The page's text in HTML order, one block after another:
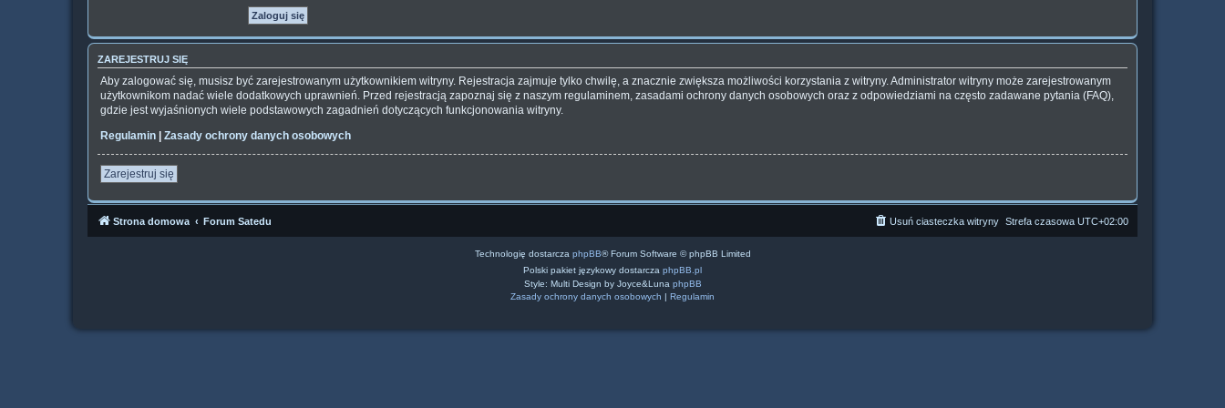
ZAREJESTRUJ SIĘ
Aby zalogować się, musisz być zarejestrowanym użytkownikiem witryny. Rejestracja zajmuje tylko chwilę, a znacznie zwiększa możliwości korzystania z witryny. Administrator witryny może zarejestrowanym
użytkownikom nadać wiele dodatkowych uprawnień. Przed rejestracją zapoznaj się z naszym regulaminem, zasadami ochrony danych osobowych oraz z odpowiedziami na często zadawane pytania (FAQ),
gdzie jest wyjaśnionych wiele podstawowych zagadnień dotyczących funkcjonowania witryny.
Regulamin | Zasady ochrony danych osobowych
Zarejestruj się
Strona domowa Forum Satedu Strefa czasowa UTC+02:00
Usuń ciasteczka witryny
Technologię dostarcza phpBB® Forum Software © phpBB Limited
Polski pakiet językowy dostarcza phpBB.pl
Style: Multi Design by Joyce&Luna phpBB
Zasady ochrony danych osobowych | Regulamin